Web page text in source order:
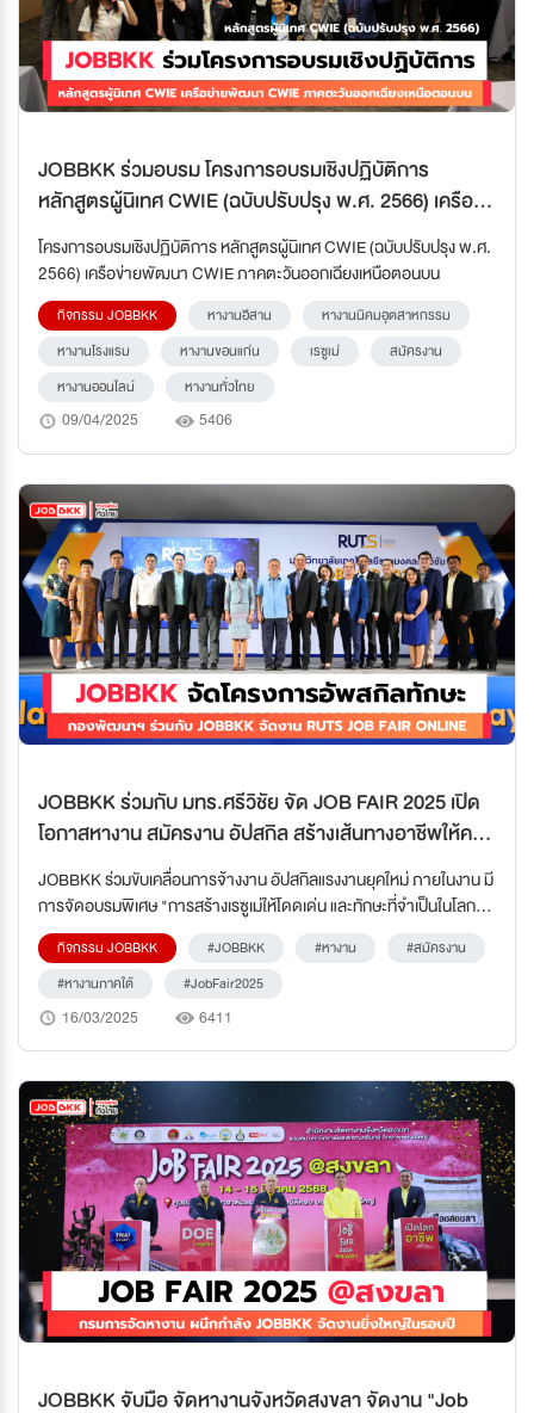
JOBBKK ร่วมอบรม โครงการอบรมเชิงปฏิบัติการ
หลักสูตรผู้นิเทศ CWIE (ฉบับปรับปรุง พ.ศ. 2566) เครือ
ข่ายพัฒนา CWIE ภาคตะวันออกเฉียงเหนือตอนบน
โครงการอบรมเชิงปฏิบัติการ หลักสูตรผู้นิเทศ CWIE (ฉบับปรับปรุง พ.ศ.
2566) เครือข่ายพัฒนา CWIE ภาคตะวันออกเฉียงเหนือตอนบน
กิจกรรม JOBBKK หางานอีสาน
หางานนิคมอุตสาหกรรม
หางานโรงแรม
หางานขอนแก่น เรซูเม่
สมัครงาน
หางานออนไลน์
หางานทั่วไทย
09/04/2025 5406
JOBBKK ร่วมกับ มทร.ศรีวิชัย จัด JOB FAIR 2025 เปิด
โอกาสหางาน สมัครงาน อัปสกิล สร้างเส้นทางอาชีพให้คน
รุ่นใหม่
JOBBKK ร่วมขับเคลื่อนการจ้างงาน อัปสกิลแรงงานยุคใหม่ ภายในงาน มี
การจัดอบรมพิเศษ "การสร้างเรซูเม่ให้โดดเด่น และทักษะที่จำเป็นในโลก
ดิจิทัล: เคล็ดลับสำหรับคนรุ่นใหม่"
กิจกรรม JOBBKK #JOBBKK #หางาน
#สมัครงาน
#หางานภาคใต้
#JobFair2025
16/03/2025 6411
JOBBKK จับมือ จัดหางานจังหวัดสงขลา จัดงาน "Job